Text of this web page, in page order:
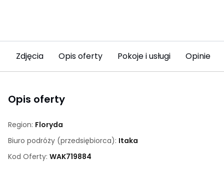
Zdjęcia Opis oferty Pokoje i usługi Opinie
Opis oferty
Region: Floryda
Biuro podróży (przedsiębiorca): Itaka
Kod Oferty: WAK719884